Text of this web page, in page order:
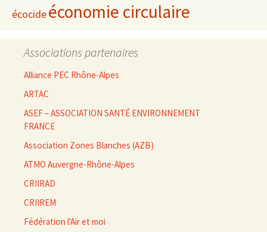
écocideéconomie circulaire
Associations partenaires
Alliance PEC Rhône-Alpes
ARTAC
ASEF – ASSOCIATION SANTÉ ENVIRONNEMENT
FRANCE
Association Zones Blanches (AZB)
ATMO Auvergne-Rhône-Alpes
CRIIRAD
CRIIREM
Fédération l'Air et moi